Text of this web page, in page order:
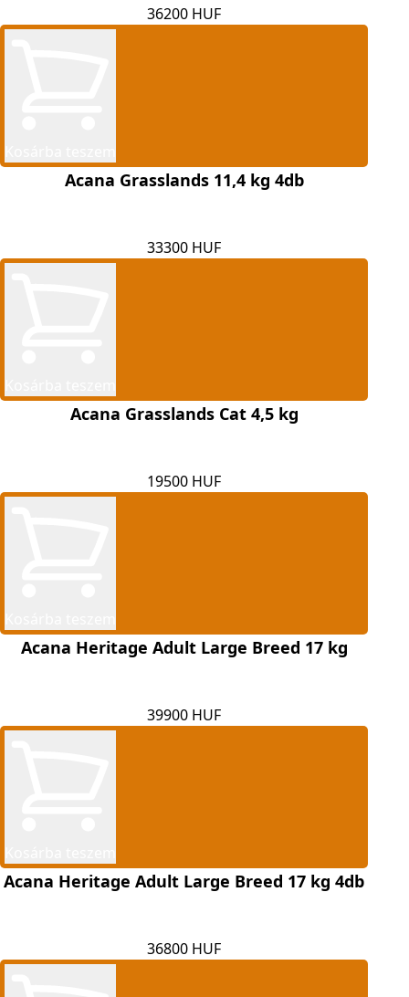
36200 HUF
Acana Grasslands 11,4 kg 4db
33300 HUF
Acana Grasslands Cat 4,5 kg
19500 HUF
Acana Heritage Adult Large Breed 17 kg
39900 HUF
Acana Heritage Adult Large Breed 17 kg 4db
36800 HUF